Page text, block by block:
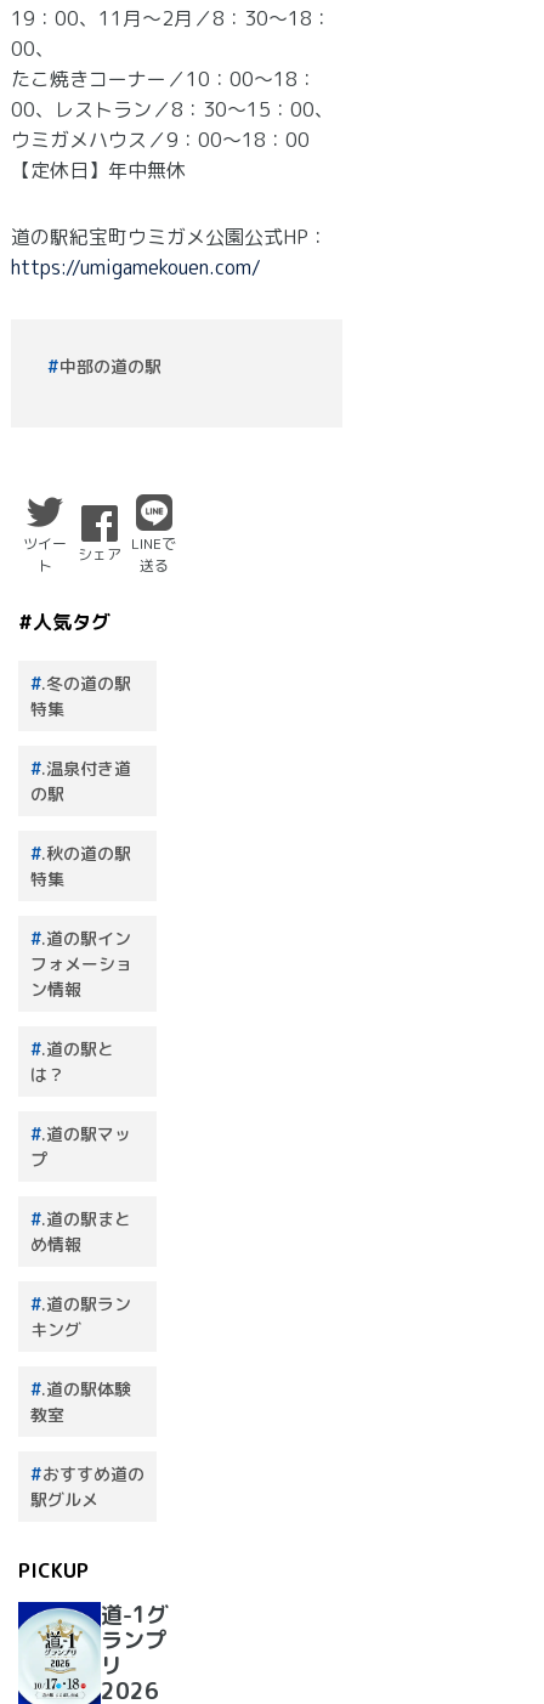
19：00、11月～2月／8：30～18：
00、
たこ焼きコーナー／10：00～18：
00、レストラン／8：30～15：00、
ウミガメハウス／9：00～18：00
【定休日】年中無休
道の駅紀宝町ウミガメ公園公式HP：
https://umigamekouen.com/
中部の道の駅
ツイー
ト
シェア
LINEで
送る
#人気タグ
.冬の道の駅
特集
.温泉付き道
の駅
.秋の道の駅
特集
.道の駅イン
フォメーショ
ン情報
.道の駅と
は？
.道の駅マッ
プ
.道の駅まと
め情報
.道の駅ラン
キング
.道の駅体験
教室
おすすめ道の
駅グルメ
PICKUP
道-1グ
ランプ
リ
2026